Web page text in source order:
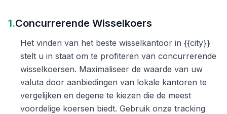
1.Concurrerende Wisselkoers
Het vinden van het beste wisselkantoor in {{city}}
stelt u in staat om te profiteren van concurrerende
wisselkoersen. Maximaliseer de waarde van uw
valuta door aanbiedingen van lokale kantoren te
vergelijken en degene te kiezen die de meest
voordelige koersen biedt. Gebruik onze tracking